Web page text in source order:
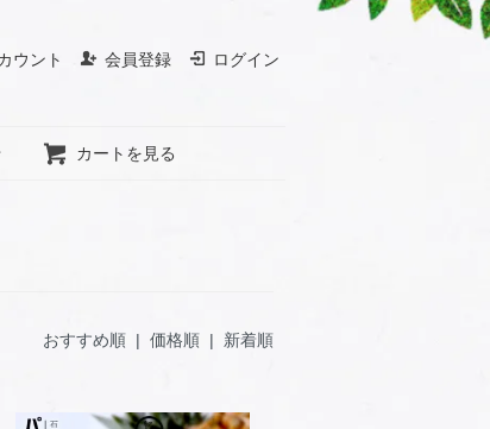
ウント 会員登録 ログイン
カートを見る
おすすめ順 | 価格順 | 新着順